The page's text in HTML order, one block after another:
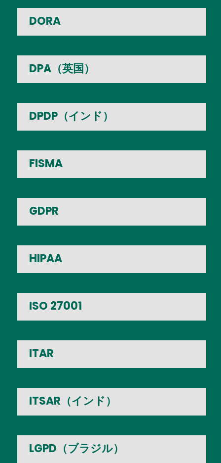
DORA
DPA（英国）
DPDP（インド）
FISMA
GDPR
HIPAA
ISO 27001
ITAR
ITSAR（インド）
LGPD（ブラジル）